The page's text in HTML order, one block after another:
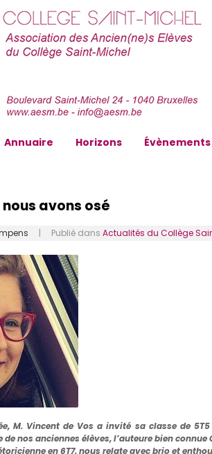
Annuaire Horizons Évènements
: nous avons osé
| Publié dans Actualités du Collège
M. Vincent de Vos a invité sa classe de
nos anciennes élèves, l’auteure bien connue
en 6T7, nous relate avec brio et